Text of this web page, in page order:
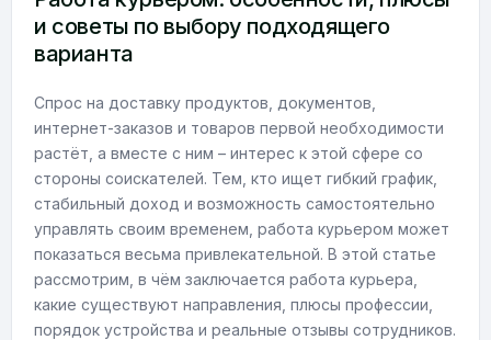
и советы по выбору подходящего
варианта
Спрос на доставку продуктов, документов,
интернет-заказов и товаров первой необходимости
растёт, а вместе с ним – интерес к этой сфере со
стороны соискателей. Тем, кто ищет гибкий график,
стабильный доход и возможность самостоятельно
управлять своим временем, работа курьером может
показаться весьма привлекательной. В этой статье
рассмотрим, в чём заключается работа курьера,
какие существуют направления, плюсы профессии,
порядок устройства и реальные отзывы сотрудников.